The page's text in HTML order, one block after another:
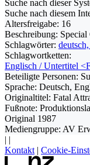
Suche nach dieser
Suche nach diesem
Altersfreigabe: 16
Beschreibung:
Schlagwörter:
Schlagwortketten:
Englisch / Untertitel
Beteiligte Personen:
Sprache: Deutsch,
Originaltitel: Fatal
Fußnote:
Original 1987
Mediengruppe: AV
| |
Kontakt | Cookie-